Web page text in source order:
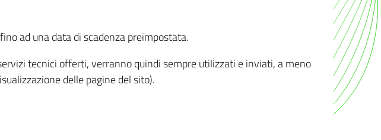
ad una data di scadenza preimpostata.
tecnici offerti, verranno quindi sempre utilizzati e inviati, a meno
delle pagine del sito).